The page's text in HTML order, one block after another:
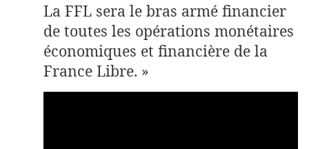
La FFL sera le bras armé financier
de toutes les opérations monétaires
économiques et financière de la
France Libre. »